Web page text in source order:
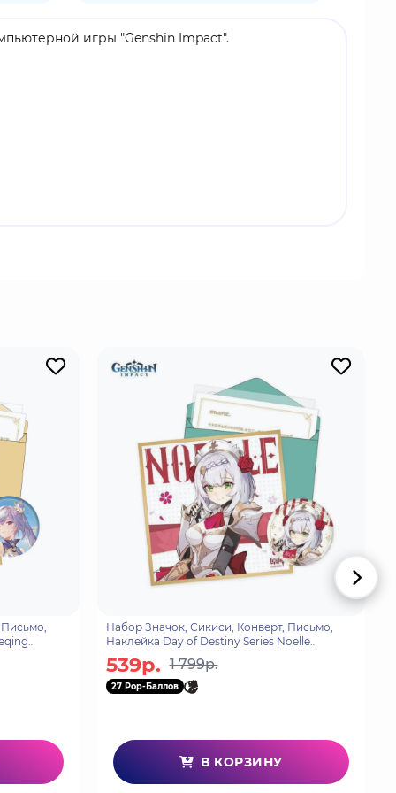
игры "Genshin Impact".
но и облить водой особо
Набор Значок, Сикиси, Конверт, Письмо,
Наклейка Day of Destiny Series Noelle
539р. 1 799р.
27 Pop-Баллов
В КОРЗИНУ